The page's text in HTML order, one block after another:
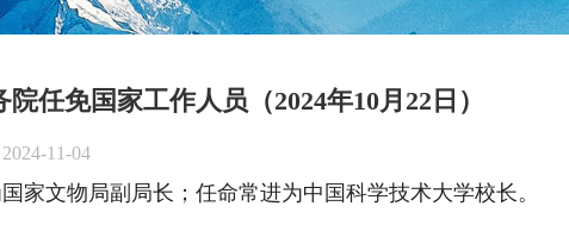
院任免国家工作人员（2024年10月22日）
11-04
家文物局副局长；任命常进为中国科学技术大学校长。